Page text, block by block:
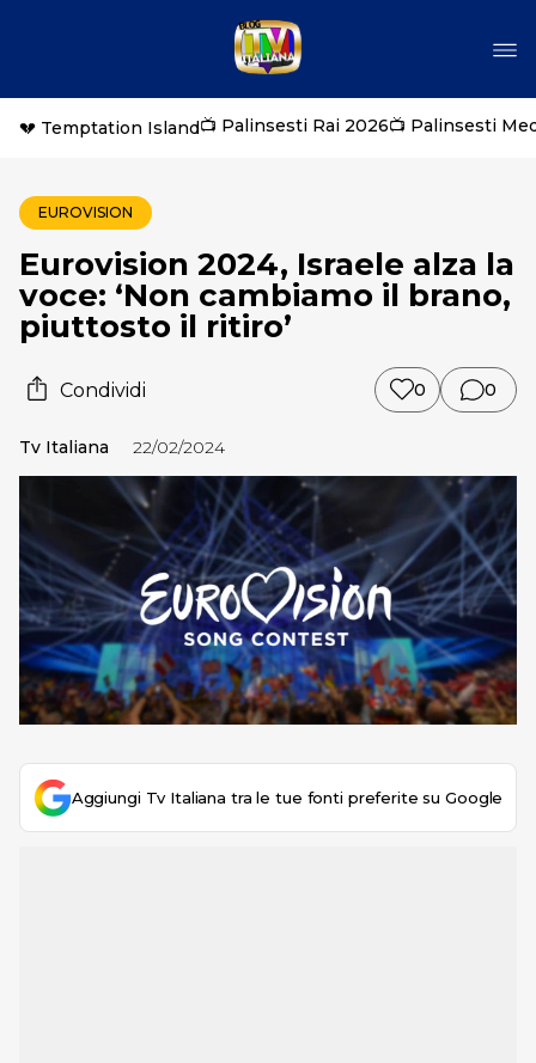
💔 Temptation Island📺 Palinsesti Rai 2026📺 Palinsesti
EUROVISION
Eurovision 2024, Israele alza la
voce: ‘Non cambiamo il brano,
piuttosto il ritiro’
Condividi 0 0
Tv Italiana 22/02/2024
Aggiungi Tv Italiana tra le tue fonti preferite su Google